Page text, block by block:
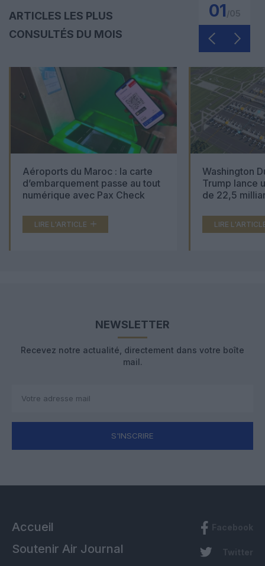
ARTICLES LES PLUS
CONSULTÉS DU MOIS
01
Aéroports du Maroc : la carte
d’embarquement passe au tout
numérique avec Pax Check
LIRE L'ARTICLE
Washington
Trump lance
de 22,5
LIRE
NEWSLETTER
Recevez notre actualité, directement dans votre boîte
mail.
S'INSCRIRE
Accueil
Soutenir Air Journal